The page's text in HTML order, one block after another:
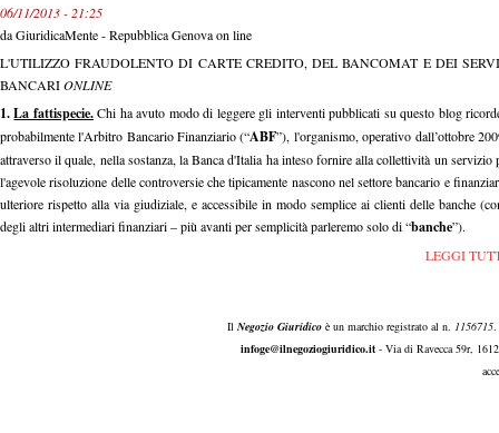
06/11/2013 - 21:25
daGiuridicaMente - Repubblica Genova on line
L'UTILIZZO FRAUDOLENTO DI CARTE CREDITO, DEL BANCOMAT E DEI
BANCARIONLINE
1. La fattispecie.Chi ha avuto modo di leggere gli interventi pubblicati su questo blog
probabilmente l'Arbitro Bancario Finanziario (“ABF”), l'organismo, operativo dall’ottobre
attraverso il quale, nella sostanza, la Banca d'Italia ha inteso fornire alla collettività un servizio
l'agevole risoluzione delle controversie che tipicamente nascono nel settore bancario e
ulteriore rispetto alla via giudiziale, e accessibile in modo semplice ai clienti delle banche
degli altri intermediari finanziari – più avanti per semplicità parleremo solo di “banche”).
LEGGI
Il Negozio Giuridico è un marchio registrato al n. 1156715.
infoge@ilnegoziogiuridico.it - Via di Ravecca 59r,